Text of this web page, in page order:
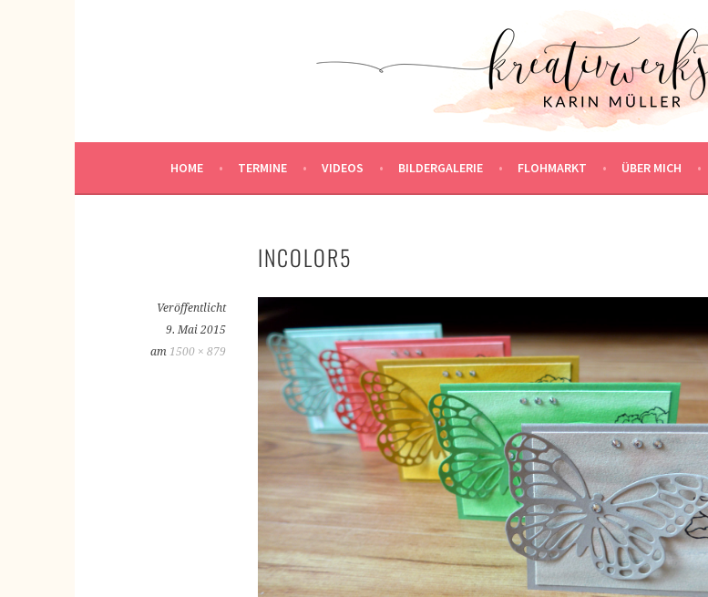
KREATIVWERKSTATT
HOME TERMINE VIDEOS BILDERGALERIE FLOHMARKT ÜBER MICH
INCOLOR5
Veröffentlicht
9. Mai 2015
am 1500 × 879